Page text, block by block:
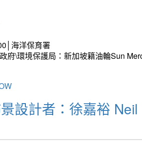
海洋保育署
府\環境保護局：新加坡籍油輪Sun
設計者：徐嘉裕